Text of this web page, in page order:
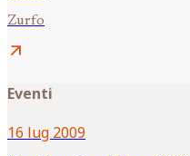
Zurfo
arrow_outward
Eventi
16 lug 2009